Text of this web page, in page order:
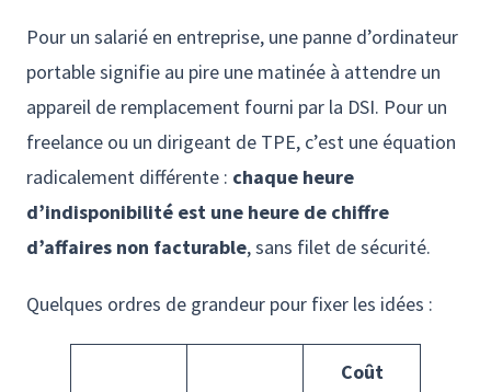
Pour un salarié en entreprise, une panne d’ordinateur
portable signifie au pire une matinée à attendre un
appareil de remplacement fourni par la DSI. Pour un
freelance ou un dirigeant de TPE, c’est une équation
radicalement différente : chaque heure
d’indisponibilité est une heure de chiffre
d’affaires non facturable, sans filet de sécurité.
Quelques ordres de grandeur pour fixer les idées :
Coût